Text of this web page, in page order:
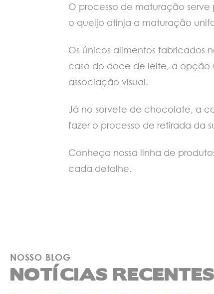
O processo de maturação
o queijo atinja a maturação
Os únicos alimentos fabricados
caso do doce de leite, a opção
associação visual.
Já no sorvete de chocolate, a
fazer o processo de retirada da
Conheça nossa linha de
cada detalhe.
NOSSO BLOG
NOTÍCIAS RECENTES